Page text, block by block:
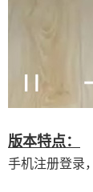
版本特点：
手机注册登录